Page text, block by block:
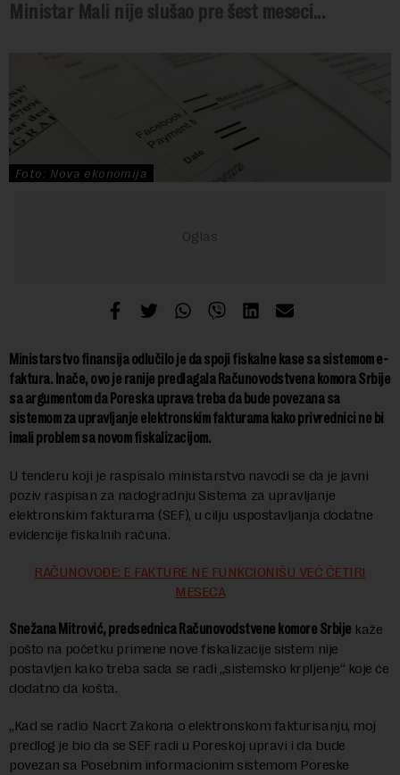
Ministar Mali nije slušao pre šest meseci...
Foto: Nova ekonomija
Ministarstvo finansija odlučilo je da spoji fiskalne kase sa sistemom e-
faktura. Inače, ovo je ranije predlagala Računovodstvena komora Srbije
sa argumentom da Poreska uprava treba da bude povezana sa
sistemom za upravljanje elektronskim fakturama kako privrednici ne bi
imali problem sa novom fiskalizacijom.
U tenderu koji je raspisalo ministarstvo navodi se da je javni
poziv raspisan za nadogradnju Sistema za upravljanje
elektronskim fakturama (SEF), u cilju uspostavljanja dodatne
evidencije fiskalnih računa.
RAČUNOVOĐE: E FAKTURE NE FUNKCIONIŠU VEĆ ČETIRI
MESECA
Snežana Mitrović, predsednica Računovodstvene komore Srbije kaže
pošto na početku primene nove fiskalizacije sistem nije
postavljen kako treba sada se radi „sistemsko krpljenje“ koje će
dodatno da košta.
„Kad se radio Nacrt Zakona o elektronskom fakturisanju, moj
predlog je bio da se SEF radi u Poreskoj upravi i da bude
povezan sa Posebnim informacionim sistemom Poreske